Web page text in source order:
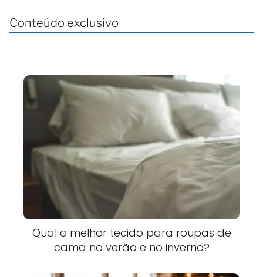
Conteúdo exclusivo
Qual o melhor tecido para roupas de
cama no verão e no inverno?